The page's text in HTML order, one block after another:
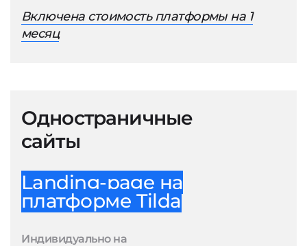
Включена стоимость платформы на 1
месяц
Одностраничные
сайты
Landing-page на
платформе Tilda
Индивидуально на